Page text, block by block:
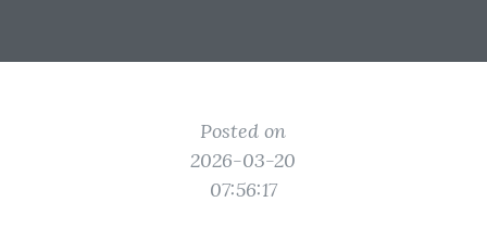
Posted on
2026-03-20
07:56:17